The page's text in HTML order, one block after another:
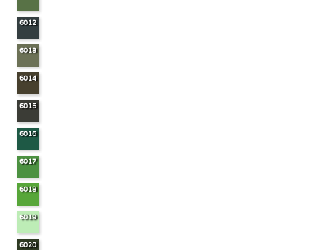
6012
6013
6014
6015
6016
6017
6018
6019
6020